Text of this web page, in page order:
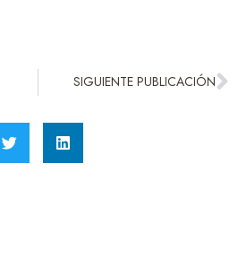
SIGUIENTE PUBLICACIÓN